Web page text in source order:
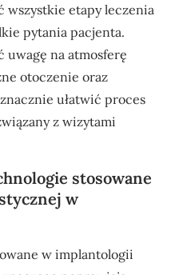
wszystkie etapy leczenia
pytania pacjenta.
na atmosferę
otoczenie oraz
ułatwić proces
z wizytami
stosowane
w
w implantologii